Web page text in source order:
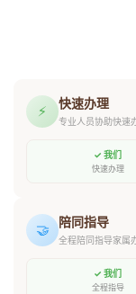
⚡ 快速办理
专业人员协助快速
✓ 我们
快速办理
🤝 陪同指导
全程陪同指导家属
✓ 我们
全程指导